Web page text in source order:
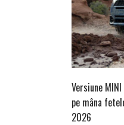
Versiune
pe mâna
2026